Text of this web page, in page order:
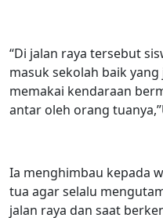
“Di jalan raya tersebut
masuk sekolah baik
memakai kendaraan
antar oleh orang
Ia menghimbau kepada
tua agar selalu
jalan raya dan saat